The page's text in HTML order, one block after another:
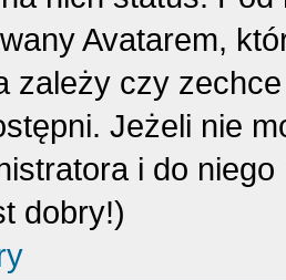
Avatarem,
zależy czy
Jeżeli nie
i do
dobry!)